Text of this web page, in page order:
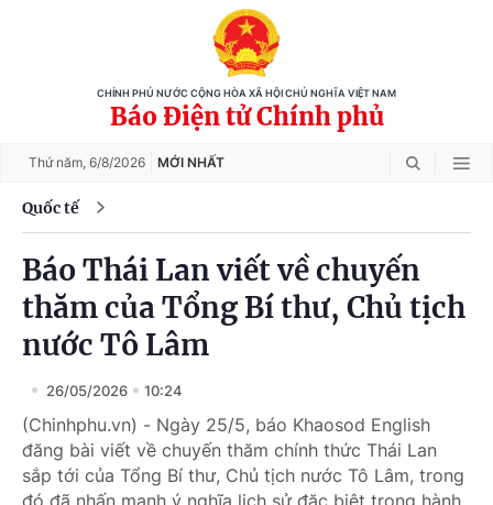
CHÍNH PHỦ NƯỚC CỘNG HÒA XÃ HỘI CHỦ NGHĨA VIỆT NAM
Báo Điện tử Chính phủ
Thứ năm, 6/8/2026 MỚI NHẤT
Quốc tế
Báo Thái Lan viết về chuyến
thăm của Tổng Bí thư, Chủ tịch
nước Tô Lâm
26/05/2026 10:24
(Chinhphu.vn) - Ngày 25/5, báo Khaosod English
đăng bài viết về chuyến thăm chính thức Thái Lan
sắp tới của Tổng Bí thư, Chủ tịch nước Tô Lâm, trong
đó đã nhấn mạnh ý nghĩa lịch sử đặc biệt trong hành